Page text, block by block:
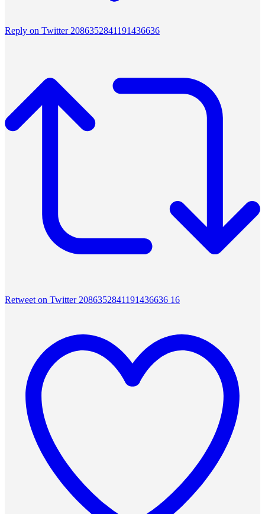
Reply on Twitter 2086352841191436636
Retweet on Twitter 2086352841191436636 16